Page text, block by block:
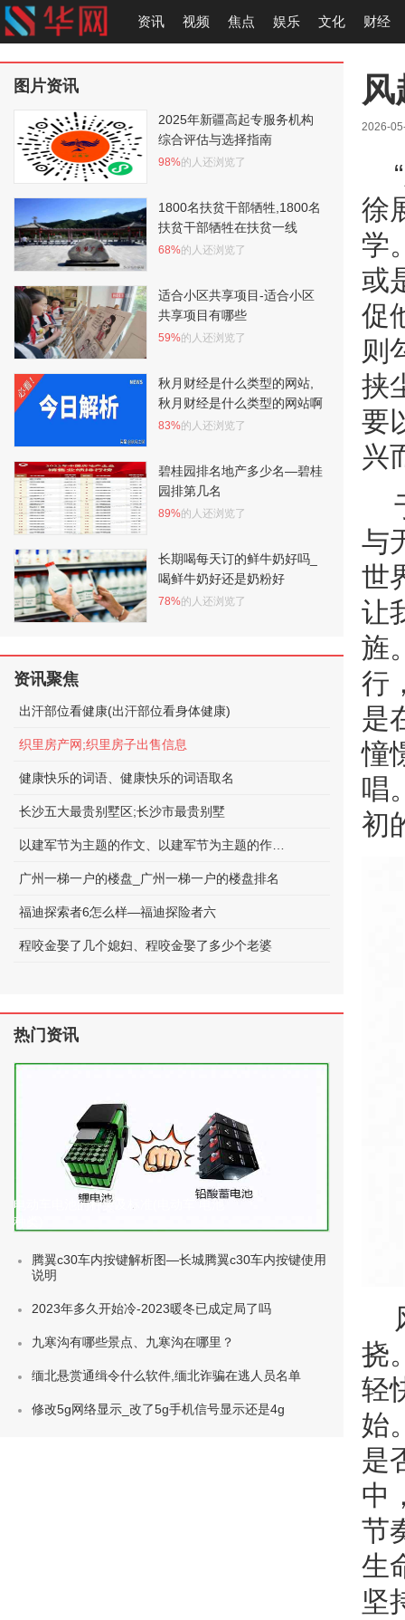
资讯 视频 焦点 娱乐 文化 财经
2026-
徐
学
或
促
则
挟
要
兴
与
世
让
旌
行
是
憧
唱
初
挠
轻
始
是
中
节
生
坚
图片资讯
2025年新疆高起专服务机构
综合评估与选择指南
98%的人还浏览了
1800名扶贫干部牺牲,1800名
扶贫干部牺牲在扶贫一线
68%的人还浏览了
适合小区共享项目-适合小区
共享项目有哪些
59%的人还浏览了
秋月财经是什么类型的网站,
秋月财经是什么类型的网站啊
83%的人还浏览了
碧桂园排名地产多少名—碧桂
园排第几名
89%的人还浏览了
长期喝每天订的鲜牛奶好吗_
喝鲜牛奶好还是奶粉好
78%的人还浏览了
资讯聚焦
出汗部位看健康(出汗部位看身体健康)
织里房产网;织里房子出售信息
健康快乐的词语、健康快乐的词语取名
长沙五大最贵别墅区;长沙市最贵别墅
广州一梯一户的楼盘_广州一梯一户的楼盘排名
福迪探索者6怎么样—福迪探险者六
程咬金娶了几个媳妇、程咬金娶了多少个老婆
热门资讯
电动车电池的种类及标准(电动车 电池
种类)
腾翼c30车内按键解析图—长城腾翼c30车内按键使用
说明
2023年多久开始冷-2023暖冬已成定局了吗
九寒沟有哪些景点、九寒沟在哪里？
缅北悬赏通缉令什么软件,缅北诈骗在逃人员名单
修改5g网络显示_改了5g手机信号显示还是4g